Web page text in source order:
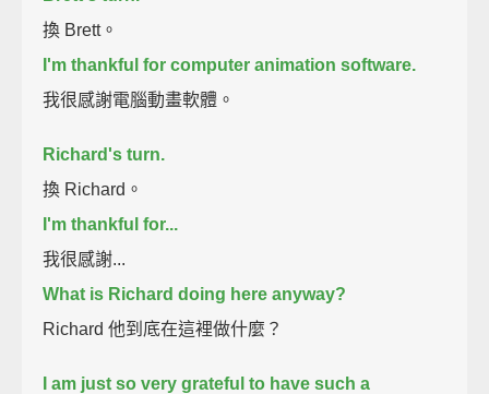
換 Brett。
I'm thankful for computer animation software.
我很感謝電腦動畫軟體。
Richard's turn.
換 Richard。
I'm thankful for...
我很感謝...
What is Richard doing here anyway?
Richard 他到底在這裡做什麼？
I am just so very grateful to have such a